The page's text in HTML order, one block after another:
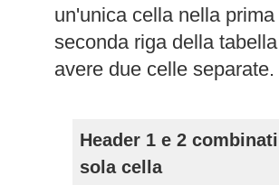
un'unica cella nella
seconda riga della
avere due celle separate.
Header 1 e 2
sola cella